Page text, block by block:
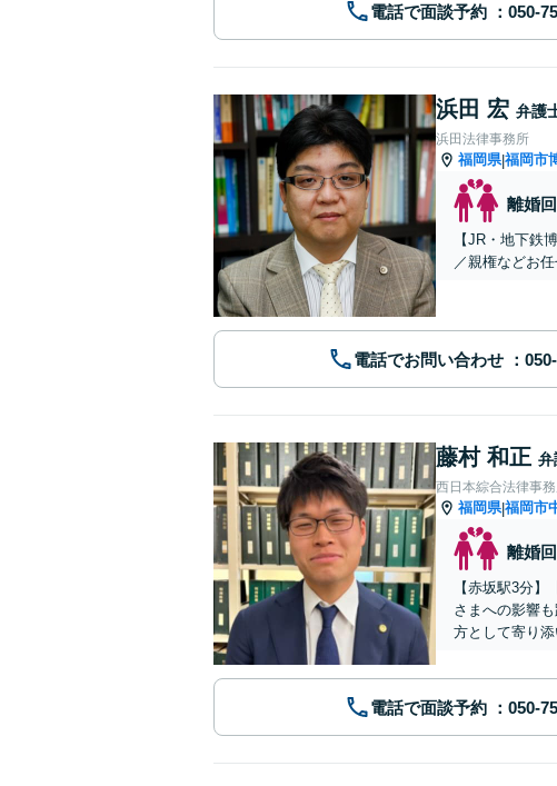
電話で面談予約
浜田 宏 弁護
浜田法律事務所
福岡県|福岡市
離婚
【JR・地下鉄
／親権などお
電話でお問い合わせ
藤村 和正 弁
西日本綜合法律事
福岡県|福岡市
離婚
【赤坂駅3分
さまへの影響
方として寄り添
電話で面談予約